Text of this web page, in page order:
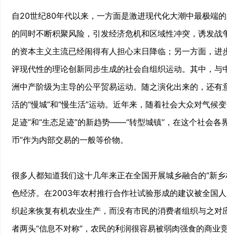
自20世纪80年代以来，一方面是激进现代化大潮中最极端
的同时不断积聚风险，引发经济危机和区域性冲突，诱发
的资本主义主流已经闹得有人担心末日降临；另一方面，
评现代性的理论创新同步生成的社会自组织运动。其中，
洲中产阶级为主导的公平贸易运动。随之演化出来的，还
活的“慢城”和“慢生活”运动。近年来，随着社会大众对气
足迹”和“生态足迹”的新趋势——“转型城镇”，在这个社会
币”作为内部交易的一般等价物。
很多人都知道我们这十几年来正在全国开展城乡融合的“新
色经济。在2003年农村推行合作社试验形成的建议被全国
织起来恢复有机农业生产，而没有市民的消费者组织与之
者两头“信息不对称”，农民的利润很容易被弱肉强食的商